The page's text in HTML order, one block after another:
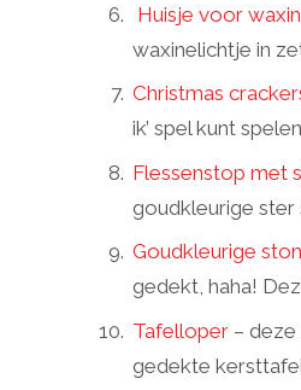
Huisje voor
waxinelichtje in
Christmas
ik’ spel kunt
Flessenstop met
goudkleurige ster
Goudkleurige
gedekt, haha!
Tafelloper –
gedekte